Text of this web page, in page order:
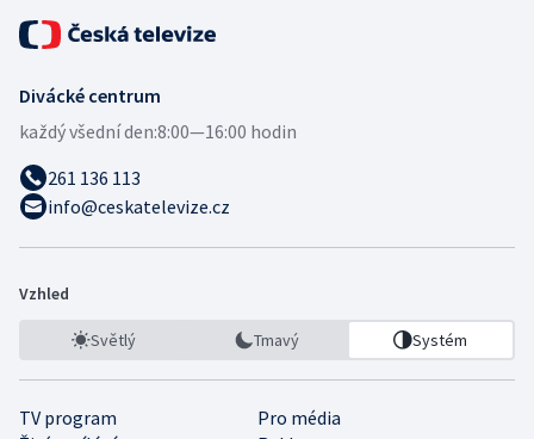
Divácké centrum
každý všední den:8:00—16:00 hodin
261 136 113
info@ceskatelevize.cz
Vzhled
Světlý Tmavý Systém
TV program
Pro média